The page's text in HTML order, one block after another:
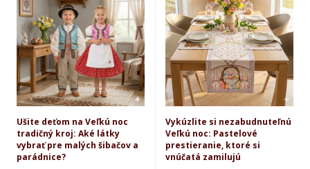
Ušite deťom na Veľkú noc
tradičný kroj: Aké látky
vybrať pre malých šibačov a
parádnice?
Vykúzlite si nezabudnuteľnú
Veľkú noc: Pastelové
prestieranie, ktoré si
vnúčatá zamilujú